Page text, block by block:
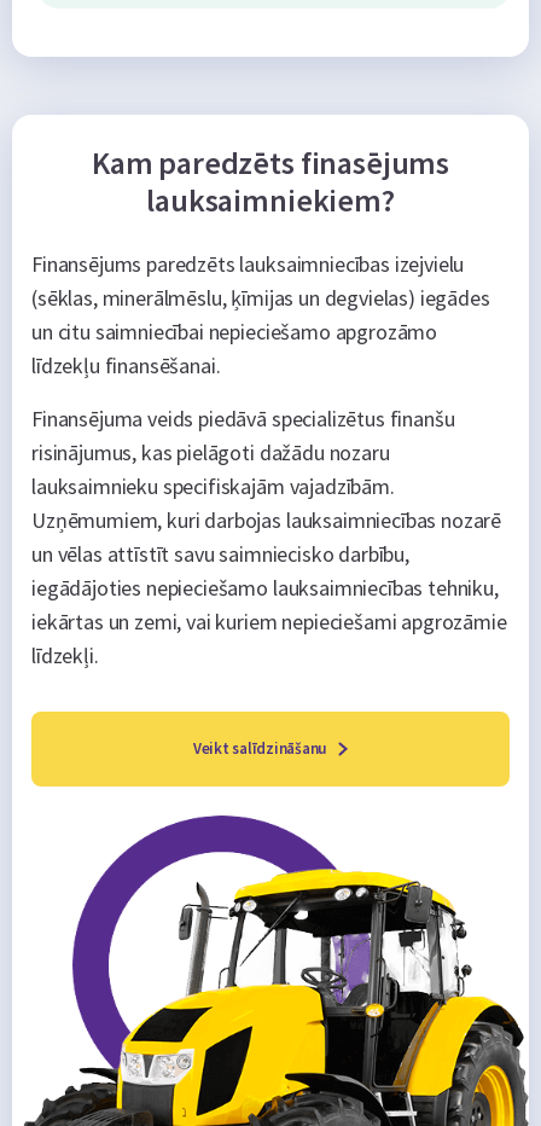
Kam paredzēts finasējums
lauksaimniekiem?
Finansējums paredzēts lauksaimniecības izejvielu
(sēklas, minerālmēslu, ķīmijas un degvielas) iegādes
un citu saimniecībai nepieciešamo apgrozāmo
līdzekļu finansēšanai.
Finansējuma veids piedāvā specializētus finanšu
risinājumus, kas pielāgoti dažādu nozaru
lauksaimnieku specifiskajām vajadzībām.
Uzņēmumiem, kuri darbojas lauksaimniecības nozarē
un vēlas attīstīt savu saimniecisko darbību,
iegādājoties nepieciešamo lauksaimniecības tehniku,
iekārtas un zemi, vai kuriem nepieciešami apgrozāmie
līdzekļi.
Veikt salīdzināšanu